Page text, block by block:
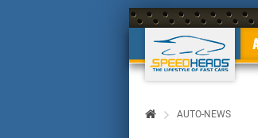
AUTO-NEWS